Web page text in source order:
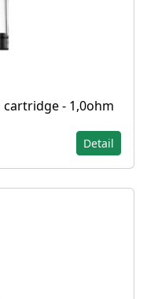
cartridge - 1,0ohm
Detail